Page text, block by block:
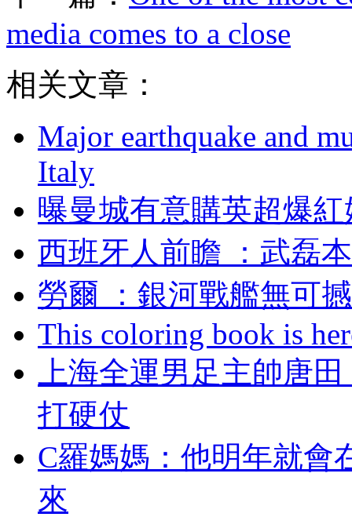
media comes to a close
相关文章：
Major earthquake and
Italy
曝曼城有意購英超爆
西班牙人前瞻 ：武
勞爾 ：銀河戰艦無
This coloring book is
上海全運男足主帥唐田
打硬仗
C羅媽媽 ：他明年
來